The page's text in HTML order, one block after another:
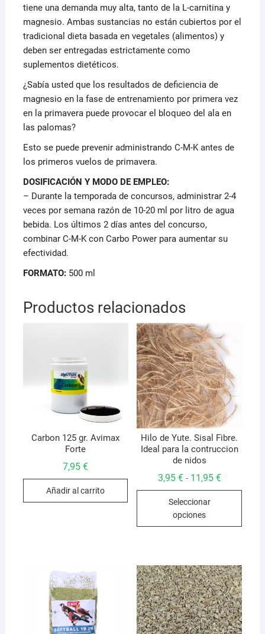
tiene una demanda muy alta, tanto de la L-carnitina y
magnesio. Ambas sustancias no están cubiertos por el
tradicional dieta basada en vegetales (alimentos) y
deben ser entregadas estrictamente como
suplementos dietéticos.
¿Sabía usted que los resultados de deficiencia de
magnesio en la fase de entrenamiento por primera vez
en la primavera puede provocar el bloqueo del ala en
las palomas?
Esto se puede prevenir administrando C-M-K antes de
los primeros vuelos de primavera.
DOSIFICACIÓN Y MODO DE EMPLEO:
– Durante la temporada de concursos, administrar 2-4
veces por semana razón de 10-20 ml por litro de agua
bebida. Los últimos 2 días antes del concurso,
combinar C-M-K con Carbo Power para aumentar su
efectividad.
FORMATO:500 ml
Productos relacionados
Carbon 125 gr. Avimax
Forte
7,95€
Añadir al carrito
Hilo de Yute. Sisal Fibre.
Ideal para la contruccion
de nidos
3,95 € - 11,95 €Rango
11,95 €
Seleccionar
opciones
Las
se
elegir